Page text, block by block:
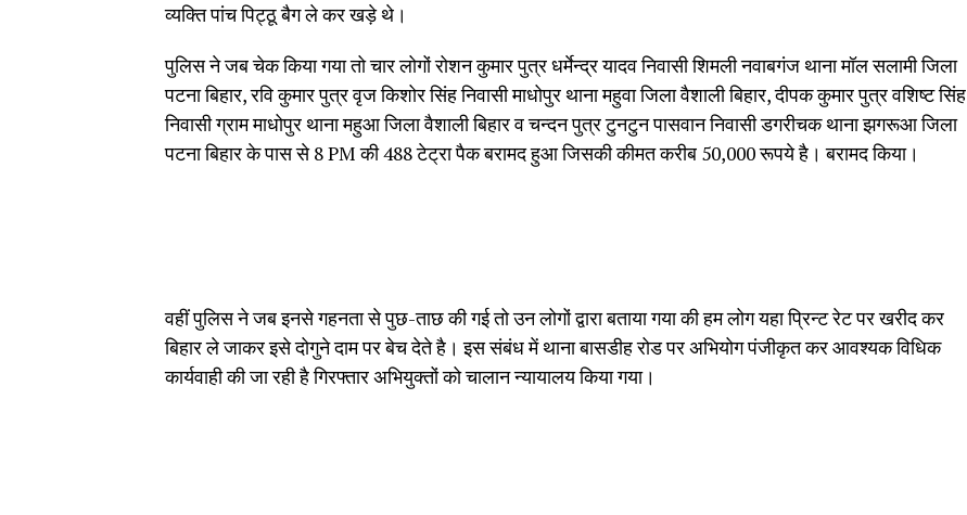
व्यक्ति पांच पिट्ठू बैग ले कर खड़े थे।
पुलिस ने जब चेक किया गया तो चार लोगों रोशन कुमार पुत्र धर्मेन्द्र यादव निवासी शिमली नवाबगंज थाना मॉल सलामी जिला
पटना बिहार, रवि कुमार पुत्र वृज किशोर सिंह निवासी माधोपुर थाना महुवा जिला वैशाली बिहार, दीपक कुमार पुत्र वशिष्ट सिंह
निवासी ग्राम माधोपुर थाना महुआ जिला वैशाली बिहार व चन्दन पुत्र टुनटुन पासवान निवासी डगरीचक थाना झगरूआ जिला
पटना बिहार के पास से 8 PM की 488 टेट्रा पैक बरामद हुआ जिसकी कीमत करीब 50,000 रूपये है। बरामद किया।
वहीं पुलिस ने जब इनसे गहनता से पुछ-ताछ की गई तो उन लोगों द्वारा बताया गया की हम लोग यहा प्रिन्ट रेट पर खरीद कर
बिहार ले जाकर इसे दोगुने दाम पर बेच देते है। इस संबंध में थाना बासडीह रोड पर अभियोग पंजीकृत कर आवश्यक विधिक
कार्यवाही की जा रही है गिरफ्तार अभियुक्तों को चालान न्यायालय किया गया।